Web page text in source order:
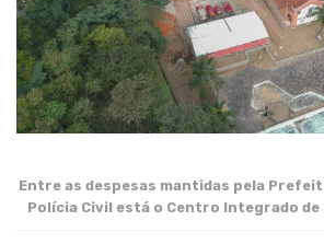
Entre as despesas mantidas pela
Polícia Civil está o Centro Integrado